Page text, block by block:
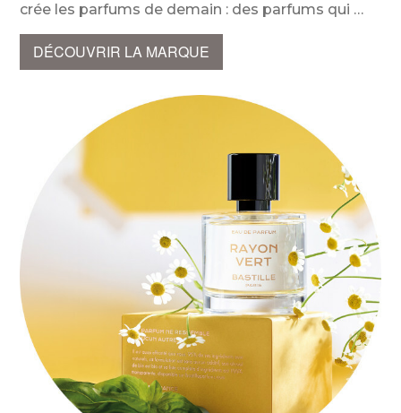
crée les parfums de demain : des parfums qui
DÉCOUVRIR LA MARQUE